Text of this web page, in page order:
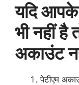
यदि आपके
भी नहीं है
अकाउंट
पेटीएम